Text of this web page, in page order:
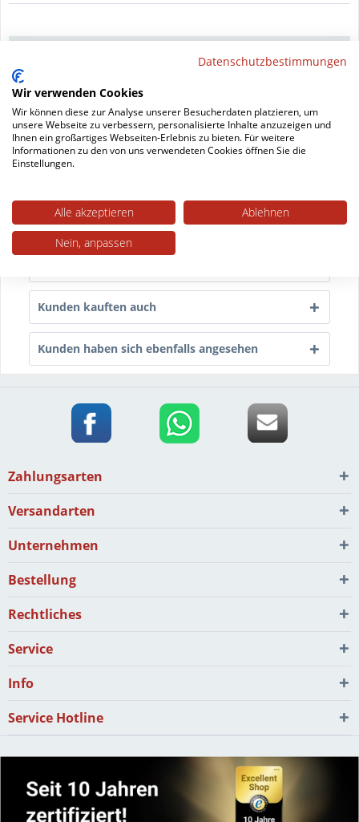
Beschreibung
Retuschierstift zum Ausbessern für Parkett und
Laminat So sorgsam man mit seinen Möbeln und...
mehr
Technische Daten
Kunden kauften auch
Kunden haben sich ebenfalls angesehen
Zahlungsarten
Versandarten
Unternehmen
Bestellung
Rechtliches
Service
Info
Service Hotline
Datenschutzbestimmungen
Wir verwenden Cookies
Wir können diese zur Analyse unserer Besucherdaten platzieren, um
unsere Webseite zu verbessern, personalisierte Inhalte anzuzeigen und
Ihnen ein großartiges Webseiten-Erlebnis zu bieten. Für weitere
Informationen zu den von uns verwendeten Cookies öffnen Sie die
Einstellungen.
Alle akzeptieren
Ablehnen
Nein, anpassen